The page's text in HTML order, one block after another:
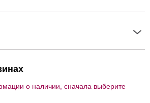
о наличии, сначала выберите